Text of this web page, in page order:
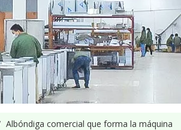
Albóndiga comercial que forma la máquina